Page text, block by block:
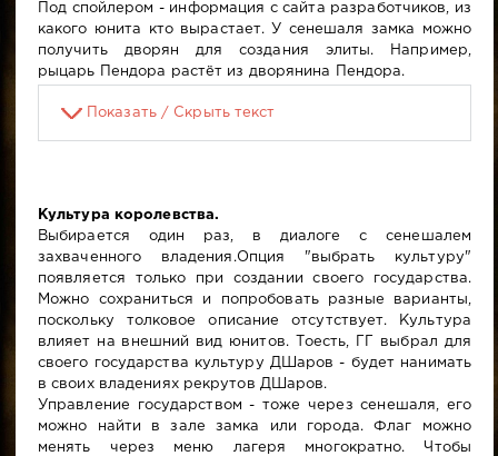
Под спойлером - информация с сайта разработчиков, из
какого юнита кто вырастает. У сенешаля замка можно
получить дворян для создания элиты. Например,
рыцарь Пендора растёт из дворянина Пендора.
Показать / Скрыть текст
Культура королевства.
Выбирается один раз, в диалоге с сенешалем
захваченного владения.Опция "выбрать культуру"
появляется только при создании своего государства.
Можно сохраниться и попробовать разные варианты,
поскольку толковое описание отсутствует. Культура
влияет на внешний вид юнитов. Тоесть, ГГ выбрал для
своего государства культуру ДШаров - будет нанимать
в своих владениях рекрутов ДШаров.
Управление государством - тоже через сенешаля, его
можно найти в зале замка или города. Флаг можно
менять через меню лагеря многократно. Чтобы